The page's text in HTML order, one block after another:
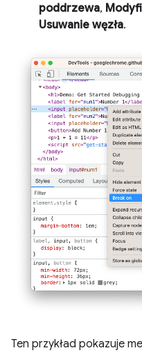
poddrzewa,
Usuwanie węzła.
Ten przykład pokazuje